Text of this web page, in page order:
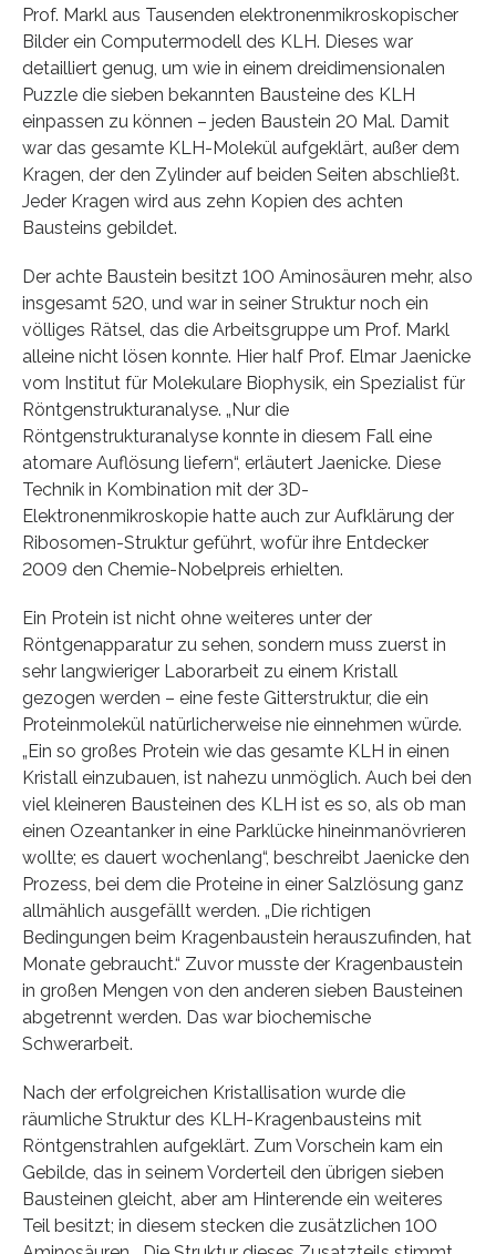
Prof. Markl aus Tausenden elektronenmikroskopischer
Bilder ein Computermodell des KLH. Dieses war
detailliert genug, um wie in einem dreidimensionalen
Puzzle die sieben bekannten Bausteine des KLH
einpassen zu können – jeden Baustein 20 Mal. Damit
war das gesamte KLH-Molekül aufgeklärt, außer dem
Kragen, der den Zylinder auf beiden Seiten abschließt.
Jeder Kragen wird aus zehn Kopien des achten
Bausteins gebildet.
Der achte Baustein besitzt 100 Aminosäuren mehr, also
insgesamt 520, und war in seiner Struktur noch ein
völliges Rätsel, das die Arbeitsgruppe um Prof. Markl
alleine nicht lösen konnte. Hier half Prof. Elmar Jaenicke
vom Institut für Molekulare Biophysik, ein Spezialist für
Röntgenstrukturanalyse. „Nur die
Röntgenstrukturanalyse konnte in diesem Fall eine
atomare Auflösung liefern“, erläutert Jaenicke. Diese
Technik in Kombination mit der 3D-
Elektronenmikroskopie hatte auch zur Aufklärung der
Ribosomen-Struktur geführt, wofür ihre Entdecker
2009 den Chemie-Nobelpreis erhielten.
Ein Protein ist nicht ohne weiteres unter der
Röntgenapparatur zu sehen, sondern muss zuerst in
sehr langwieriger Laborarbeit zu einem Kristall
gezogen werden – eine feste Gitterstruktur, die ein
Proteinmolekül natürlicherweise nie einnehmen würde.
„Ein so großes Protein wie das gesamte KLH in einen
Kristall einzubauen, ist nahezu unmöglich. Auch bei den
viel kleineren Bausteinen des KLH ist es so, als ob man
einen Ozeantanker in eine Parklücke hineinmanövrieren
wollte; es dauert wochenlang“, beschreibt Jaenicke den
Prozess, bei dem die Proteine in einer Salzlösung ganz
allmählich ausgefällt werden. „Die richtigen
Bedingungen beim Kragenbaustein herauszufinden, hat
Monate gebraucht.“ Zuvor musste der Kragenbaustein
in großen Mengen von den anderen sieben Bausteinen
abgetrennt werden. Das war biochemische
Schwerarbeit.
Nach der erfolgreichen Kristallisation wurde die
räumliche Struktur des KLH-Kragenbausteins mit
Röntgenstrahlen aufgeklärt. Zum Vorschein kam ein
Gebilde, das in seinem Vorderteil den übrigen sieben
Bausteinen gleicht, aber am Hinterende ein weiteres
Teil besitzt; in diesem stecken die zusätzlichen 100